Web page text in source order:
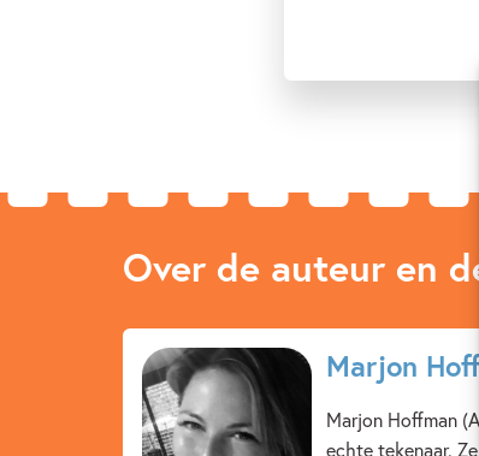
Over de auteur en
Marjon
Marjon Hoffman
echte tekenaar.